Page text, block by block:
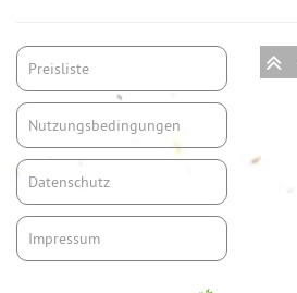
Preisliste
Nutzungsbedingungen
Datenschutz
Impressum